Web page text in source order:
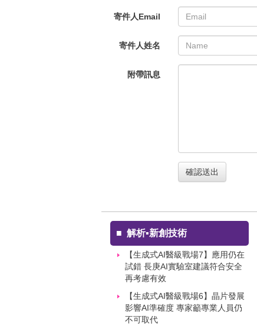
寄件人Email
寄件人姓名
附帶訊息
確認送出
■ 解析▪新創技術
【生成式AI醫級戰場7】應用仍在
試錯 長庚AI實驗室建議符合安全
再考慮有效
【生成式AI醫級戰場6】晶片發展
影響AI準確度 專家籲專業人員仍
不可取代